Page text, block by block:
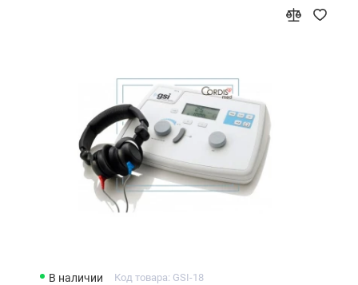
В наличии Код товара: GSI-18